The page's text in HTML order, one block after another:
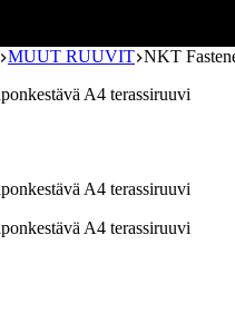
MUUT RUUVIT NKT